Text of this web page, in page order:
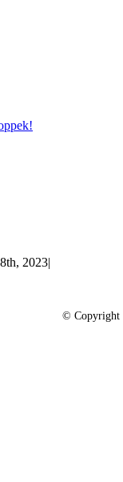
2023|
© Copyright